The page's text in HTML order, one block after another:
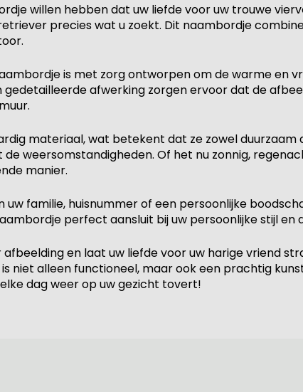
willen hebben dat uw liefde voor uw trouwe
precies wat u zoekt. Dit naambordje
is met zorg ontworpen om de warme en
afwerking zorgen ervoor dat de
materiaal, wat betekent dat ze zowel
weersomstandigheden. Of het nu zonnig,
manier.
familie, huisnummer of een persoonlijke
perfect aansluit bij uw persoonlijke stijl en
en laat uw liefde voor uw harige vriend
niet alleen functioneel, maar ook een prachtig
dag weer op uw gezicht tovert!